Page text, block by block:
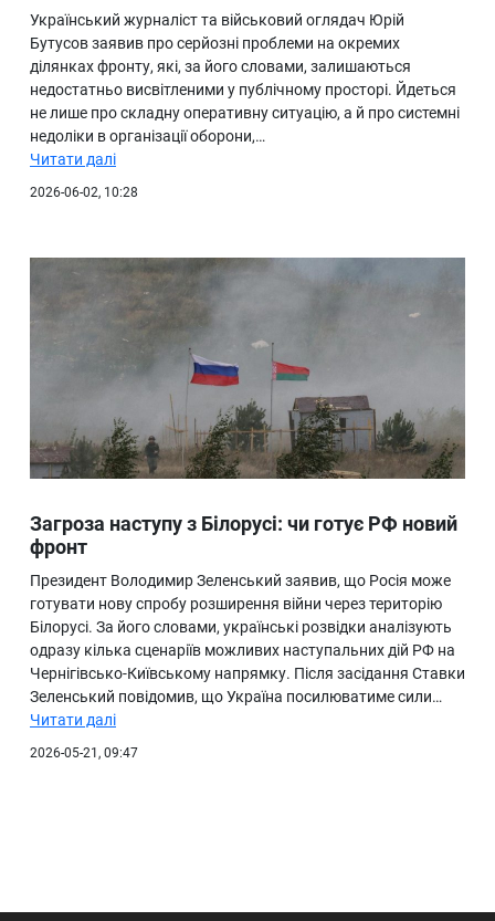
Український журналіст та військовий оглядач Юрій
Бутусов заявив про серйозні проблеми на окремих
ділянках фронту, які, за його словами, залишаються
недостатньо висвітленими у публічному просторі. Йдеться
не лише про складну оперативну ситуацію, а й про системні
недоліки в організації оборони,…
Читати далі
2026-06-02, 10:28
Загроза наступу з Білорусі: чи готує РФ новий
фронт
Президент Володимир Зеленський заявив, що Росія може
готувати нову спробу розширення війни через територію
Білорусі. За його словами, українські розвідки аналізують
одразу кілька сценаріїв можливих наступальних дій РФ на
Чернігівсько-Київському напрямку. Після засідання Ставки
Зеленський повідомив, що Україна посилюватиме сили…
Читати далі
2026-05-21, 09:47